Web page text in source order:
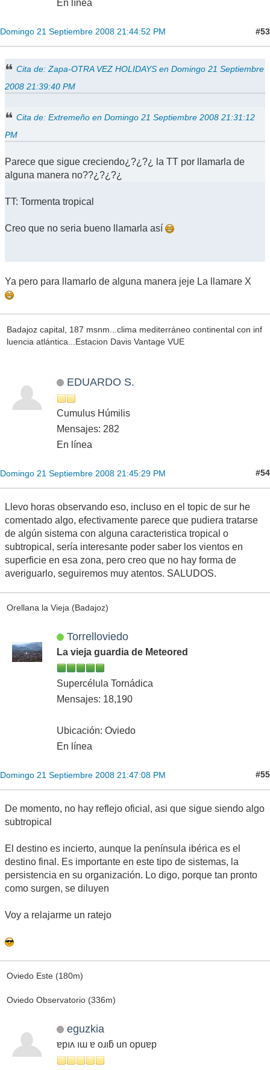
En línea
Domingo 21 Septiembre 2008 21:44:52 PM #53
Cita de: Zapa-OTRA VEZ HOLIDAYS en Domingo 21 Septiembre
2008 21:39:40 PM
Cita de: Extremeño en Domingo 21 Septiembre 2008 21:31:12
PM
Parece que sigue creciendo¿?¿?¿ la TT por llamarla de
alguna manera no??¿?¿?¿
TT: Tormenta tropical
Creo que no seria bueno llamarla así
Ya pero para llamarlo de alguna manera jeje La llamare X
Badajoz capital, 187 msnm...clima mediterráneo continental con inf
luencia atlántica...Estacion Davis Vantage VUE
EDUARDO S.
Cumulus Húmilis
Mensajes: 282
En línea
Domingo 21 Septiembre 2008 21:45:29 PM #54
Llevo horas observando eso, incluso en el topic de sur he
comentado algo, efectivamente parece que pudiera tratarse
de algún sistema con alguna caracteristica tropical o
subtropical, sería interesante poder saber los vientos en
superficie en esa zona, pero creo que no hay forma de
averiguarlo, seguiremos muy atentos. SALUDOS.
Orellana la Vieja (Badajoz)
Torrelloviedo
La vieja guardia de Meteored
Supercélula Tornádica
Mensajes: 18,190
Ubicación: Oviedo
En línea
Domingo 21 Septiembre 2008 21:47:08 PM #55
De momento, no hay reflejo oficial, asi que sigue siendo algo
subtropical
El destino es incierto, aunque la península ibérica es el
destino final. Es importante en este tipo de sistemas, la
persistencia en su organización. Lo digo, porque tan pronto
como surgen, se diluyen
Voy a relajarme un ratejo
Oviedo Este (180m)
Oviedo Observatorio (336m)
eguzkia
ɐpıʌ ıɯ ɐ oɹıƃ un opuɐp